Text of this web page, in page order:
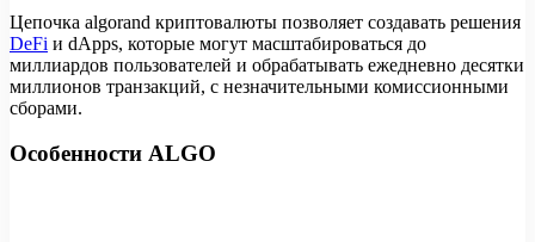
Цепочка algorand криптовалюты позволяет создавать решения
DeFi и dApps, которые могут масштабироваться до
миллиардов пользователей и обрабатывать ежедневно десятки
миллионов транзакций, с незначительными комиссионными
сборами.
Особенности ALGO